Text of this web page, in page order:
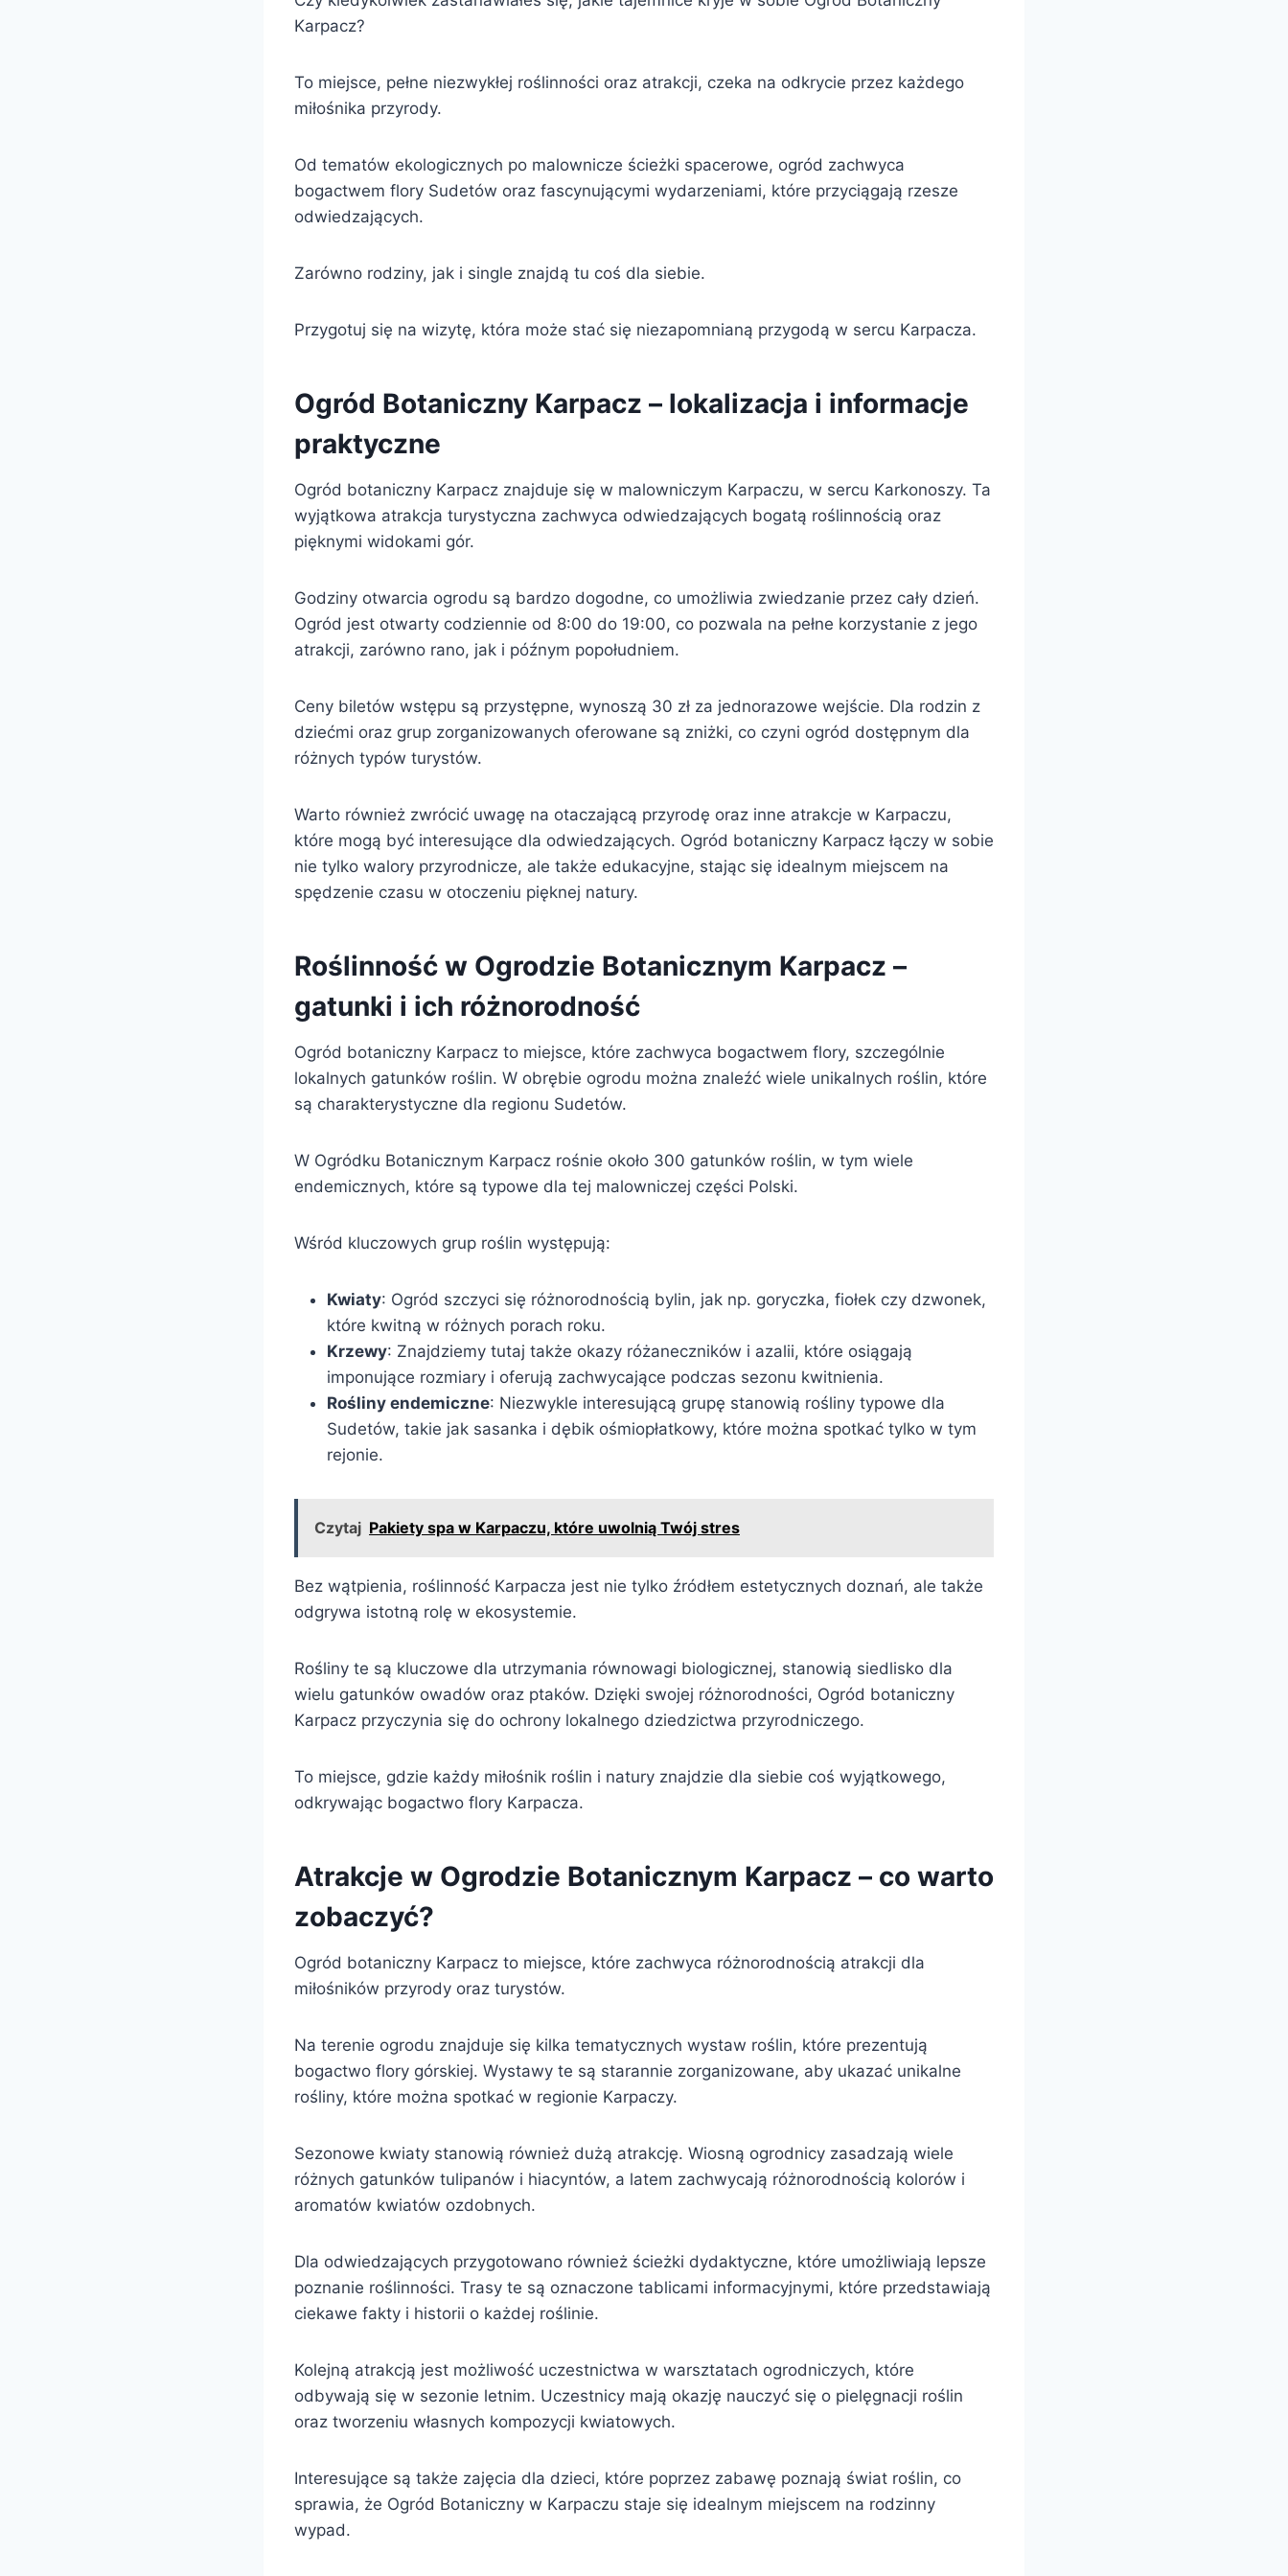
Karpacz?
To miejsce, pełne niezwykłej roślinności oraz atrakcji, czeka na odkrycie przez każdego
miłośnika przyrody.
Od tematów ekologicznych po malownicze ścieżki spacerowe, ogród zachwyca
bogactwem flory Sudetów oraz fascynującymi wydarzeniami, które przyciągają rzesze
odwiedzających.
Zarówno rodziny, jak i single znajdą tu coś dla siebie.
Przygotuj się na wizytę, która może stać się niezapomnianą przygodą w sercu Karpacza.
Ogród Botaniczny Karpacz – lokalizacja i informacje
praktyczne
Ogród botaniczny Karpacz znajduje się w malowniczym Karpaczu, w sercu Karkonoszy. Ta
wyjątkowa atrakcja turystyczna zachwyca odwiedzających bogatą roślinnością oraz
pięknymi widokami gór.
Godziny otwarcia ogrodu są bardzo dogodne, co umożliwia zwiedzanie przez cały dzień.
Ogród jest otwarty codziennie od 8:00 do 19:00, co pozwala na pełne korzystanie z jego
atrakcji, zarówno rano, jak i późnym popołudniem.
Ceny biletów wstępu są przystępne, wynoszą 30 zł za jednorazowe wejście. Dla rodzin z
dziećmi oraz grup zorganizowanych oferowane są zniżki, co czyni ogród dostępnym dla
różnych typów turystów.
Warto również zwrócić uwagę na otaczającą przyrodę oraz inne atrakcje w Karpaczu,
które mogą być interesujące dla odwiedzających. Ogród botaniczny Karpacz łączy w sobie
nie tylko walory przyrodnicze, ale także edukacyjne, stając się idealnym miejscem na
spędzenie czasu w otoczeniu pięknej natury.
Roślinność w Ogrodzie Botanicznym Karpacz –
gatunki i ich różnorodność
Ogród botaniczny Karpacz to miejsce, które zachwyca bogactwem flory, szczególnie
lokalnych gatunków roślin. W obrębie ogrodu można znaleźć wiele unikalnych roślin, które
są charakterystyczne dla regionu Sudetów.
W Ogródku Botanicznym Karpacz rośnie około 300 gatunków roślin, w tym wiele
endemicznych, które są typowe dla tej malowniczej części Polski.
Wśród kluczowych grup roślin występują:
Kwiaty: Ogród szczyci się różnorodnością bylin, jak np. goryczka, fiołek czy dzwonek,
które kwitną w różnych porach roku.
Krzewy: Znajdziemy tutaj także okazy różaneczników i azalii, które osiągają
imponujące rozmiary i oferują zachwycające podczas sezonu kwitnienia.
Rośliny endemiczne: Niezwykle interesującą grupę stanowią rośliny typowe dla
Sudetów, takie jak sasanka i dębik ośmiopłatkowy, które można spotkać tylko w tym
rejonie.
Czytaj Pakiety spa w Karpaczu, które uwolnią Twój stres
Bez wątpienia, roślinność Karpacza jest nie tylko źródłem estetycznych doznań, ale także
odgrywa istotną rolę w ekosystemie.
Rośliny te są kluczowe dla utrzymania równowagi biologicznej, stanowią siedlisko dla
wielu gatunków owadów oraz ptaków. Dzięki swojej różnorodności, Ogród botaniczny
Karpacz przyczynia się do ochrony lokalnego dziedzictwa przyrodniczego.
To miejsce, gdzie każdy miłośnik roślin i natury znajdzie dla siebie coś wyjątkowego,
odkrywając bogactwo flory Karpacza.
Atrakcje w Ogrodzie Botanicznym Karpacz – co warto
zobaczyć?
Ogród botaniczny Karpacz to miejsce, które zachwyca różnorodnością atrakcji dla
miłośników przyrody oraz turystów.
Na terenie ogrodu znajduje się kilka tematycznych wystaw roślin, które prezentują
bogactwo flory górskiej. Wystawy te są starannie zorganizowane, aby ukazać unikalne
rośliny, które można spotkać w regionie Karpaczy.
Sezonowe kwiaty stanowią również dużą atrakcję. Wiosną ogrodnicy zasadzają wiele
różnych gatunków tulipanów i hiacyntów, a latem zachwycają różnorodnością kolorów i
aromatów kwiatów ozdobnych.
Dla odwiedzających przygotowano również ścieżki dydaktyczne, które umożliwiają lepsze
poznanie roślinności. Trasy te są oznaczone tablicami informacyjnymi, które przedstawiają
ciekawe fakty i historii o każdej roślinie.
Kolejną atrakcją jest możliwość uczestnictwa w warsztatach ogrodniczych, które
odbywają się w sezonie letnim. Uczestnicy mają okazję nauczyć się o pielęgnacji roślin
oraz tworzeniu własnych kompozycji kwiatowych.
Interesujące są także zajęcia dla dzieci, które poprzez zabawę poznają świat roślin, co
sprawia, że Ogród Botaniczny w Karpaczu staje się idealnym miejscem na rodzinny
wypad.